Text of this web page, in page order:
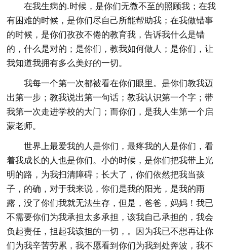
在我生病的.时候，是你们无微不至的照顾我；在我
有困难的时候，是你们尽自己所能帮助我；在我做错事
的时候，是你们孜孜不倦的教育我，告诉我什么是错
的，什么是对的；是你们，教我如何做人；是你们，让
我知道我拥有多么美好的一切。
我每一个第一次都被看在你们眼里。是你们教我迈
出第一步；教我说出第一句话；教我认识第一个字；带
我第一次走进学校的大门；而你们，是我人生第一个启
蒙老师。
世界上最爱我的人是你们，最疼我的人是你们，看
着我成长的人也是你们。小的时候，是你们把我带上光
明的路，为我扫清障碍；长大了，你们依然把我当孩
子，的确，对于我来说，你们是我的阳光，是我的雨
露，没了你们我就无法生存，但是，爸爸，妈妈！我已
不需要你们为我承担太多承担，该我自己承担的，我会
负起责任，担起我该担的一切，。因为我已不想再让你
们为我辛苦劳累，我不愿看到你们为我到处奔波，我不